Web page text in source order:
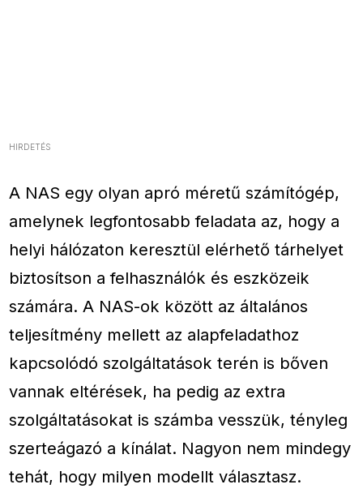
HIRDETÉS
A NAS egy olyan apró méretű számítógép,
amelynek legfontosabb feladata az, hogy a
helyi hálózaton keresztül elérhető tárhelyet
biztosítson a felhasználók és eszközeik
számára. A NAS-ok között az általános
teljesítmény mellett az alapfeladathoz
kapcsolódó szolgáltatások terén is bőven
vannak eltérések, ha pedig az extra
szolgáltatásokat is számba vesszük, tényleg
szerteágazó a kínálat. Nagyon nem mindegy
tehát, hogy milyen modellt választasz.